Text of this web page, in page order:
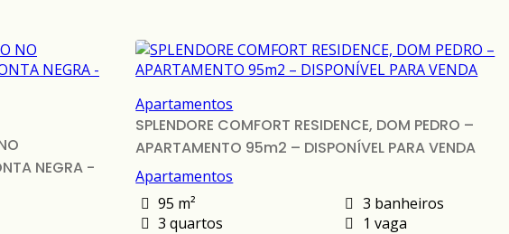
NEGRA -
Apartamentos
SPLENDORE COMFORT RESIDENCE, DOM PEDRO –
APARTAMENTO 95m2 – DISPONÍVEL PARA VENDA
Apartamentos
95 m²
3 banheiros
3 quartos
1 vaga